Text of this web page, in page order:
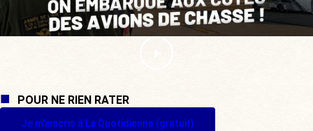
POUR NE RIEN RATER
Je m'inscris à La Quotidienne (gratuit)